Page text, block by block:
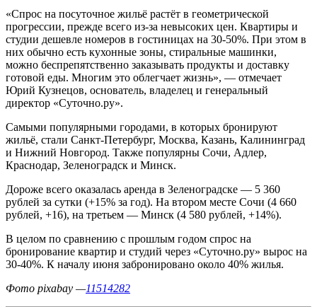
«Спрос на посуточное жильё растёт в геометрической
прогрессии, прежде всего из-за невысоких цен. Квартиры и
студии дешевле номеров в гостиницах на 30-50%. При этом в
них обычно есть кухонные зоны, стиральные машинки,
можно беспрепятственно заказывать продукты и доставку
готовой еды. Многим это облегчает жизнь», — отмечает
Юрий Кузнецов, основатель, владелец и генеральный
директор «Суточно.ру».
Самыми популярными городами, в которых бронируют
жильё, стали Санкт-Петербург, Москва, Казань, Калининград
и Нижний Новгород. Также популярны Сочи, Адлер,
Краснодар, Зеленоградск и Минск.
Дороже всего оказалась аренда в Зеленоградске — 5 360
рублей за сутки (+15% за год). На втором месте Сочи (4 660
рублей, +16), на третьем — Минск (4 580 рублей, +14%).
В целом по сравнению с прошлым годом спрос на
бронирование квартир и студий через «Суточно.ру» вырос на
30-40%. К началу июня забронировано около 40% жилья.
Фото pixabay —11514282